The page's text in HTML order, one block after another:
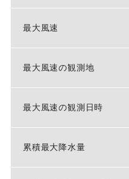
最大風速
最大風速の観測地
最大風速の観測日時
累積最大降水量